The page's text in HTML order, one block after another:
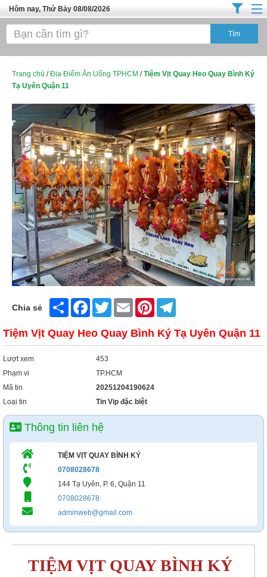
Hôm nay, Thứ Bảy 08/08/2026
Trang chủ
Tuyển Sinh Đào Tạo
Đồ Dùng Nội Ngoại Thất
Điện Tử Điện Máy
Làm Đẹp
Thời Trang
Việc Làm
Dịch Vụ
Hàng Tiêu Dùng
Xây Dựng
Trang chủ /Địa Điểm Ăn Uống TPHCM /Tiệm Vịt Quay Heo Quay Bình Ký
Tạ Uyên Quận 11
Chia sẻ Share FacebookTwitter Email Pinterest
Tiệm Vịt Quay Heo Quay Bình Ký Tạ Uyên Quận 11
Lượt xem
453
Phạm vi
TP.HCM
Mã tin
20251204190624
Loại tin
Tin Vip đặc biệt
Thông tin liên hệ
TIỆM VỊT QUAY BÌNH KÝ
0708028678
144 Tạ Uyên, P. 6, Quận 11
0708028678
adminweb@gmail.com
TIỆM VỊT QUAY BÌNH KÝ